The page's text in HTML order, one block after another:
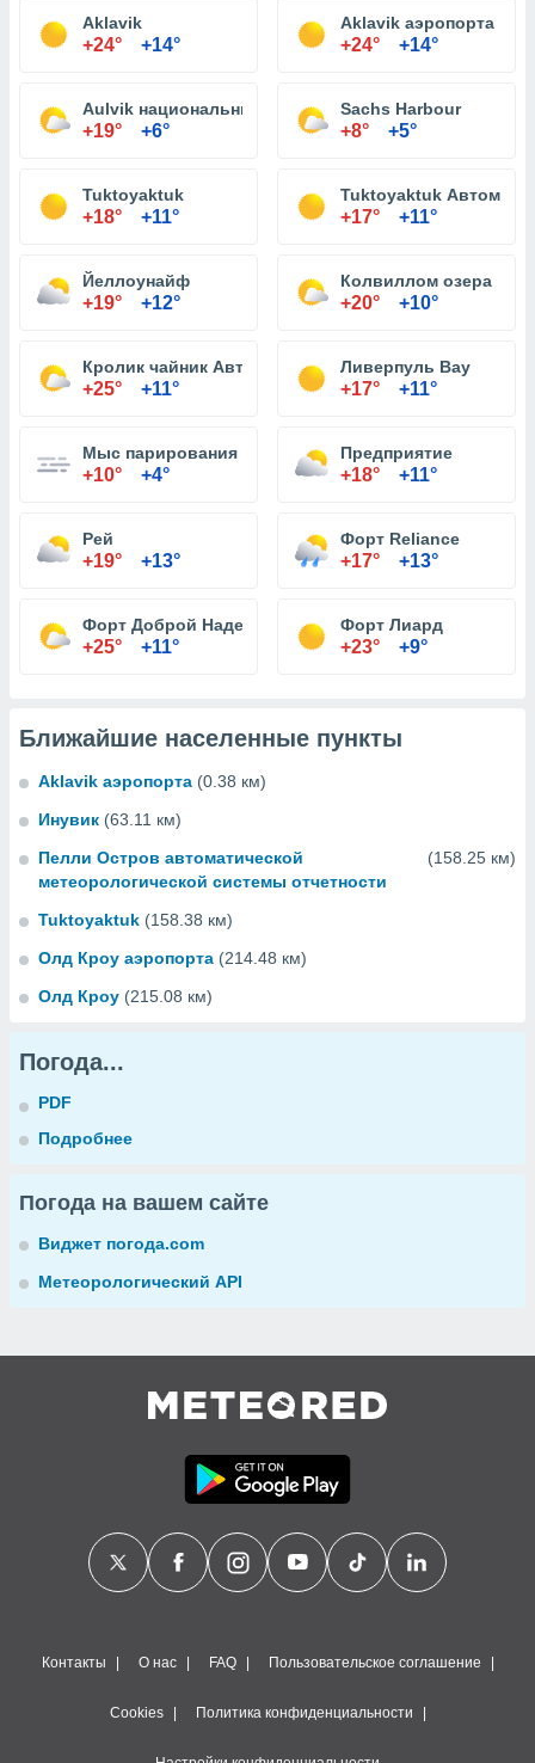
Aklavik
+24° +14°
Aklavik аэропорта
+24° +14°
Aulvik национальный парк
+19° +6°
Sachs Harbour
+8° +5°
Tuktoyaktuk
+18° +11°
Tuktoyaktuk
+17° +11°
Йеллоунайф
+19° +12°
Колвиллом озера
+20° +10°
Кролик чайник Автоматизированная отчетность
+25° +11°
Ливерпуль Bay
+17° +11°
Мыс парирования
+10° +4°
Предприятие
+18° +11°
Рей
+19° +13°
Форт Reliance
+17° +13°
Форт Доброй Надежды
+25° +11°
Форт Лиард
+23° +9°
Ближайшие населенные пункты
Aklavik аэропорта (0.38 км)
Инувик (63.11 км)
Пелли Остров автоматической
метеорологической системы отчетности
(158.25 км)
Tuktoyaktuk (158.38 км)
Олд Кроу аэропорта (214.48 км)
Олд Кроу (215.08 км)
Погода...
PDF
Подробнее
Погода на вашем сайте
Виджет погода.com
Метеорологический API
Контакты О нас FAQ Пользовательское соглашение
Cookies Политика конфиденциальности